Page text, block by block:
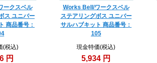
ークスベル
ス ユニバー
商品番号：
(税込)
円
Works Bell/ワークスベル
ステアリングボス ユニバー
サルハブキット 商品番号：
105
現金特価(税込)
5,934 円